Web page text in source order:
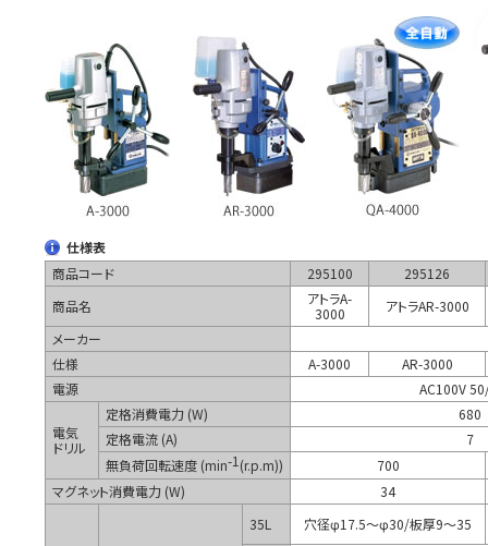
仕様表
商品コード
295100
295126
商品名
アトラA-
3000
アトラAR-3000
メーカー
仕様
A-3000
AR-3000
電源
AC100V
電気
ドリル
定格消費電力 (W)
680
定格電流 (A)
7
無負荷回転速度 (min-1(r.p.m))
700
マグネット消費電力 (W)
34
35L 穴径φ17.5～φ30/板厚9～35